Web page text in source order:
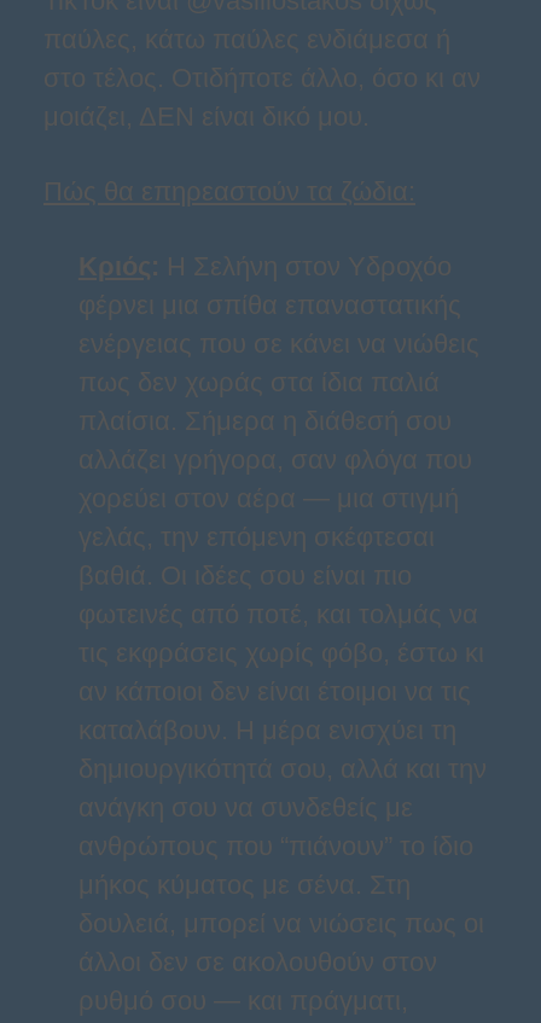
παύλες, κάτω παύλες ενδιάμεσα ή
στο τέλος. Οτιδήποτε άλλο, όσο κι αν
μοιάζει, ΔΕΝ είναι δικό μου.
Πώς θα επηρεαστούν τα ζώδια:
Κριός: Η Σελήνη στον Υδροχόο
φέρνει μια σπίθα επαναστατικής
ενέργειας που σε κάνει να νιώθεις
πως δεν χωράς στα ίδια παλιά
πλαίσια. Σήμερα η διάθεσή σου
αλλάζει γρήγορα, σαν φλόγα που
χορεύει στον αέρα — μια στιγμή
γελάς, την επόμενη σκέφτεσαι
βαθιά. Οι ιδέες σου είναι πιο
φωτεινές από ποτέ, και τολμάς να
τις εκφράσεις χωρίς φόβο, έστω κι
αν κάποιοι δεν είναι έτοιμοι να τις
καταλάβουν. Η μέρα ενισχύει τη
δημιουργικότητά σου, αλλά και την
ανάγκη σου να συνδεθείς με
ανθρώπους που “πιάνουν” το ίδιο
μήκος κύματος με σένα. Στη
δουλειά, μπορεί να νιώσεις πως οι
άλλοι δεν σε ακολουθούν στον
ρυθμό σου — και πράγματι,